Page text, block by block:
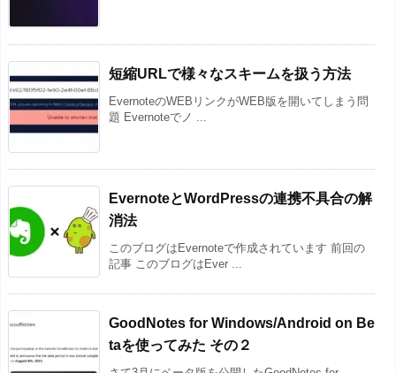
短縮URLで様々なスキームを扱う方法
EvernoteのWEBリンクがWEB版を開いてしまう問
題 Evernoteでノ ...
EvernoteとWordPressの連携不具合の解
消法
このブログはEvernoteで作成されています 前回の
記事 このブログはEver ...
GoodNotes for Windows/Android on Be
taを使ってみた その２